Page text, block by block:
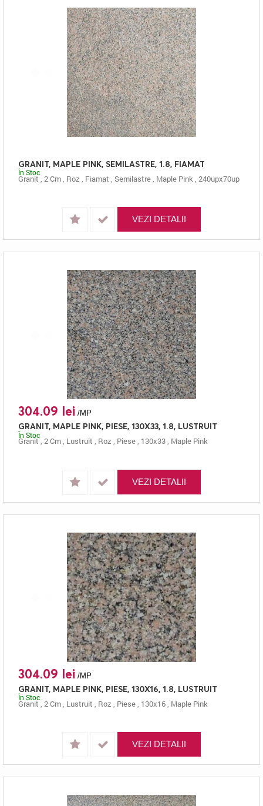
GRANIT, MAPLE PINK, SEMILASTRE, 1.8, FIAMAT
Granit, 2 Cm Roz Fiamat Semilastre Maple Pink 240upx70up
În Stoc
VEZI DETALII
304.09 lei /MP
GRANIT, MAPLE PINK, PIESE, 130X33, 1.8, LUSTRUIT
Granit, 2 Cm, Lustruit , Roz , Piese, 130x33, Maple Pink
În Stoc
VEZI DETALII
304.09 lei /MP
GRANIT, MAPLE PINK, PIESE, 130X16, 1.8, LUSTRUIT
Granit, 2 Cm Lustruit Roz Piese 130x16 Maple Pink
În Stoc
VEZI DETALII